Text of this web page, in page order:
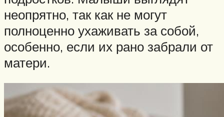
неопрятно, так как не могут
полноценно ухаживать за собой,
особенно, если их рано забрали от
матери.